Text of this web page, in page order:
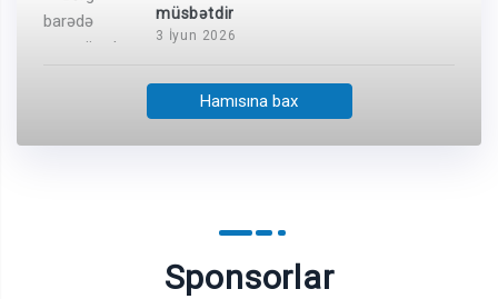
müsbətdir
3 İyun 2026
Hamısına bax
Sponsorlar